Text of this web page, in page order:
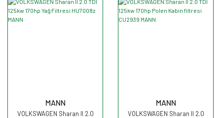
MANN
VOLKSWAGEN Sharan II 2.0
MANN
VOLKSWAGEN Sharan II 2.0